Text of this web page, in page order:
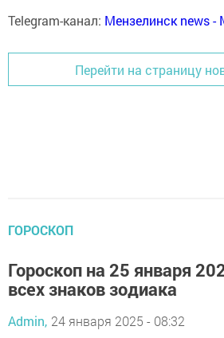
Telegram-канал: Мензелинск news
Перейти на страницу
ГОРОСКОП
Гороскоп на 25 января
всех знаков зодиака
Admin, 24 января 2025 - 08:32